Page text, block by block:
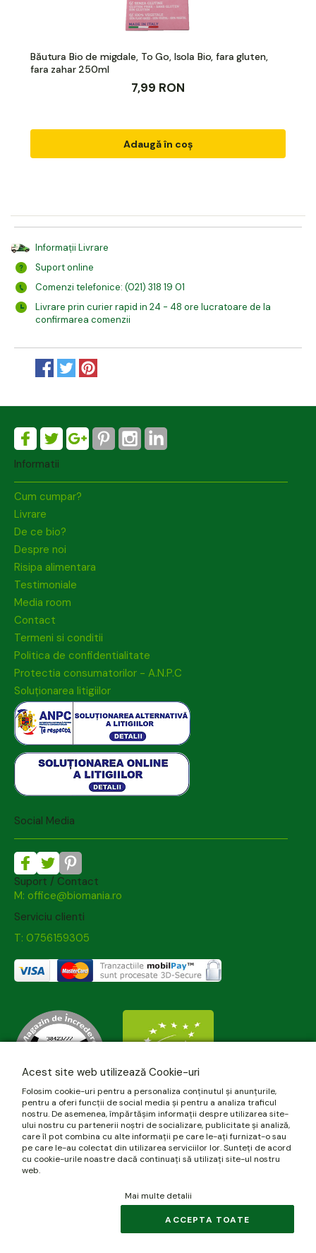
Băutura Bio de migdale, To Go, Isola Bio, fara gluten,
fara zahar 250ml
7,99 RON
Adaugă în coș
Informații Livrare
Suport online
Comenzi telefonice: (021) 318 19 01
Livrare prin curier rapid in 24 - 48 ore lucratoare de la
confirmarea comenzii
Informatii
Cum cumpar?
Livrare
De ce bio?
Despre noi
Risipa alimentara
Testimoniale
Media room
Contact
Termeni si conditii
Politica de confidentialitate
Protectia consumatorilor - A.N.P.C
Soluționarea litigiilor
Social Media
Suport / Contact
M: office@biomania.ro
Serviciu clienti
T: 0756159305
Acest site web utilizează Cookie-uri
Folosim cookie-uri pentru a personaliza conținutul și anunțurile,
pentru a oferi funcții de social media și pentru a analiza traficul
nostru. De asemenea, împărtășim informații despre utilizarea site-
ului nostru cu partenerii noștri de socializare, publicitate și analiză,
care îl pot combina cu alte informații pe care le-ați furnizat-o sau
pe care le-au colectat din utilizarea serviciilor lor. Sunteți de acord
cu cookie-urile noastre dacă continuați să utilizați site-ul nostru
web.
Mai multe detalii
ACCEPTA TOATE
© 2026 biomania.ro | Powered by